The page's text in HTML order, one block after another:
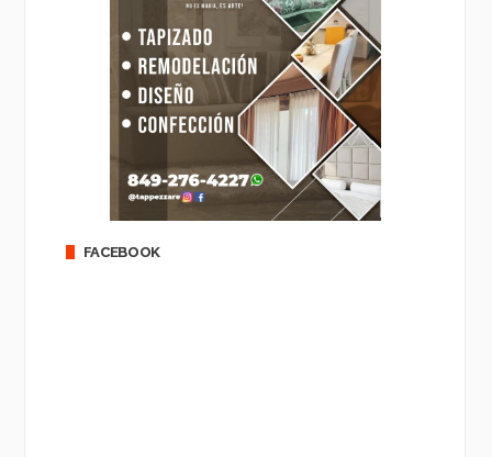
FACEBOOK